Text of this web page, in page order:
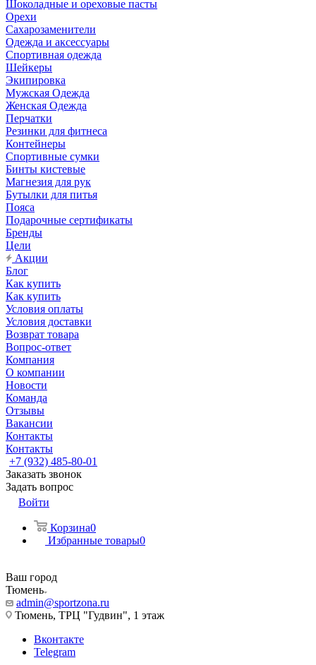
Шоколадные и ореховые пасты
Орехи
Сахарозаменители
Одежда и аксессуары
Спортивная одежда
Шейкеры
Экипировка
Мужская Одежда
Женская Одежда
Перчатки
Резинки для фитнеса
Контейнеры
Спортивные сумки
Бинты кистевые
Магнезия для рук
Бутылки для питья
Пояса
Подарочные сертификаты
Бренды
Цели
Акции
Блог
Как купить
Как купить
Условия оплаты
Условия доставки
Возврат товара
Вопрос-ответ
Компания
О компании
Новости
Команда
Отзывы
Вакансии
Контакты
Контакты
+7 (932) 485-80-01
Заказать звонок
Задать вопрос
Войти
Корзина0
Избранные товары0
Ваш город
Тюмень
admin@sportzona.ru
Тюмень, ТРЦ "Гудвин", 1 этаж
Вконтакте
Telegram